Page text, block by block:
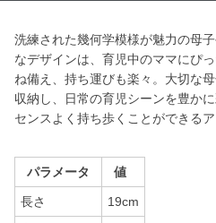
洗練された幾何学模様が魅力の母
なデザインは、育児中のママにぴ
ね備え、持ち運びも楽々。大切な
収納し、日常の育児シーンを豊か
センスよく持ち歩くことができるア
パラメータ 値
長さ 19cm